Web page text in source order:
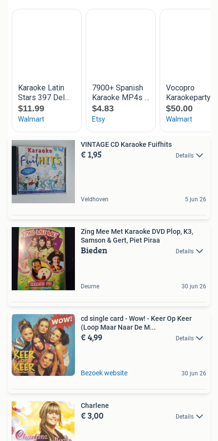
VINTAGE CD Karaoke Fuifhits
€ 1,95 Details
Veldhoven 5 jun 26
Zing Mee Met Karaoke DVD Plop, K3,
Samson & Gert, Piet Piraa
Bieden Details
Deurne 30 jun 26
cd single card - Wow! - Keer Op Keer
(Loop Maar Naar De M...
€ 4,99 Details
Bezoek website 30 jun 26
Charlene
€ 3,00 Details